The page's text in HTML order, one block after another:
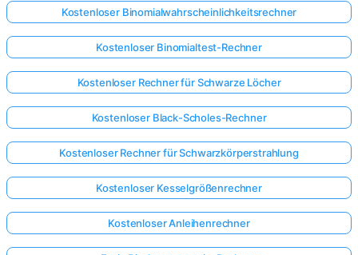
Kostenloser Binomialwahrscheinlichkeitsrechner
Kostenloser Binomialtest-Rechner
Kostenloser Rechner für Schwarze Löcher
Kostenloser Black-Scholes-Rechner
Kostenloser Rechner für Schwarzkörperstrahlung
Kostenloser Kesselgrößenrechner
Kostenloser Anleihenrechner